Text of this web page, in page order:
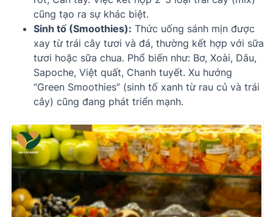
cũng tạo ra sự khác biệt.
Sinh tố (Smoothies): Thức uống sánh mịn được
xay từ trái cây tươi và đá, thường kết hợp với sữa
tươi hoặc sữa chua. Phổ biến như: Bơ, Xoài, Dâu,
Sapoche, Việt quất, Chanh tuyết. Xu hướng
“Green Smoothies” (sinh tố xanh từ rau củ và trái
cây) cũng đang phát triển mạnh.